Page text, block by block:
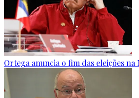
Ortega anuncia o fim das eleições na